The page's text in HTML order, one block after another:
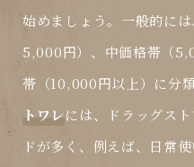
始めましょう。一般的に
5,000円）、中価格帯（
帯（10,000円以上）に分
トワレには、ドラッグス
ドが多く、例えば、日常